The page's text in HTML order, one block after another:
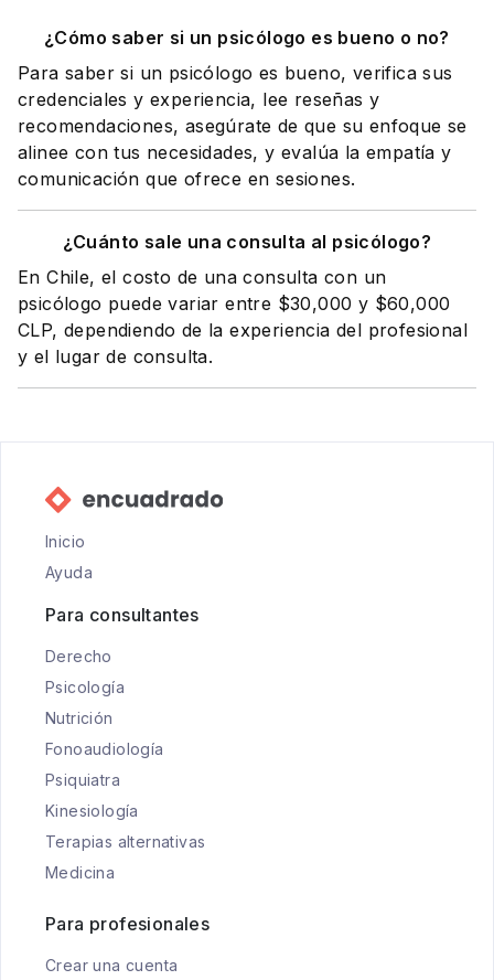
¿Cómo saber si un psicólogo es bueno o no?
Para saber si un psicólogo es bueno, verifica sus
credenciales y experiencia, lee reseñas y
recomendaciones, asegúrate de que su enfoque se
alinee con tus necesidades, y evalúa la empatía y
comunicación que ofrece en sesiones.
¿Cuánto sale una consulta al psicólogo?
En Chile, el costo de una consulta con un
psicólogo puede variar entre $30,000 y $60,000
CLP, dependiendo de la experiencia del profesional
y el lugar de consulta.
Inicio
Ayuda
Para consultantes
Derecho
Psicología
Nutrición
Fonoaudiología
Psiquiatra
Kinesiología
Terapias alternativas
Medicina
Para profesionales
Crear una cuenta